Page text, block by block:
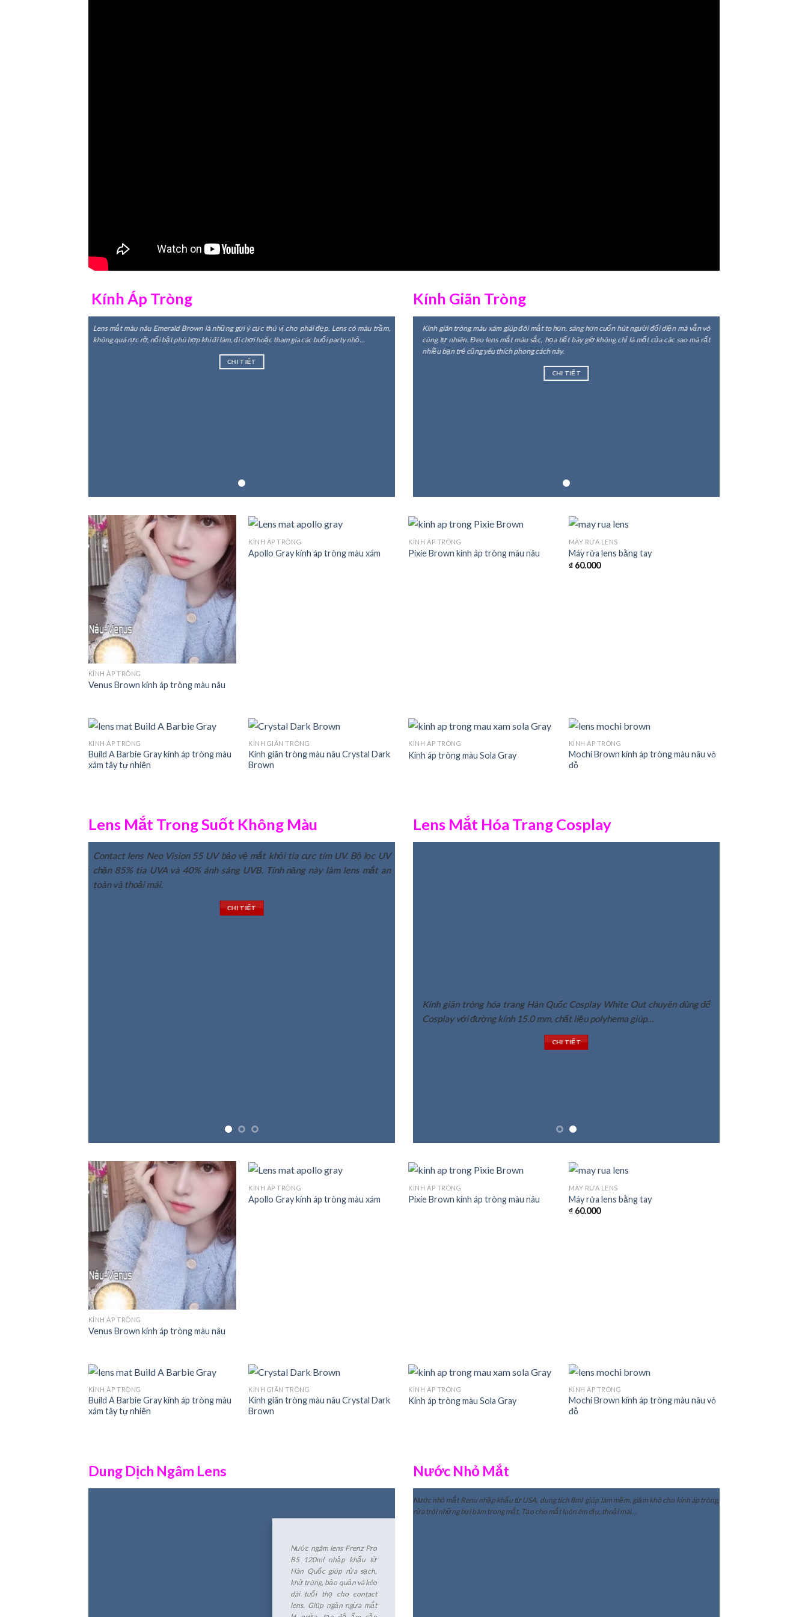
Kính Áp Tròng
Lens mắt màu nâu Emerald Brown là những gợi ý cực thú vị cho phái đẹp. Lens có màu trầm,
không quá rực rỡ, nổi bật phù hợp khi đi làm, đi chơi hoặc tham gia các buổi party nhỏ…
CHI TIẾT
Kính Giãn Tròng
Kính giãn tròng màu xám giúp đôi mắt to hơn, sáng hơn cuốn hút người đối diện mà vẫn vô
cùng tự nhiên. Đeo lens mắt màu sắc, họa tiết bây giờ không chỉ là mốt của các sao mà rất
nhiều bạn trẻ cũng yêu thích phong cách này.
CHI TIẾT
KÍNH ÁP TRÒNG
Venus Brown kính áp tròng màu nâu
KÍNH ÁP TRÒNG
Apollo Gray kính áp tròng màu xám
KÍNH ÁP TRÒNG
Pixie Brown kính áp tròng màu nâu
MÁY RỬA LENS
Máy rửa lens bằng tay
₫60.000
KÍNH ÁP TRÒNG
Build A Barbie Gray kính áp tròng màu
xám tây tự nhiên
KÍNH GIÃN TRÒNG
Kính giãn tròng màu nâu Crystal Dark
Brown
KÍNH ÁP TRÒNG
Kính áp tròng màu Sola Gray
KÍNH ÁP TRÒNG
Mochi Brown kính áp tròng màu nâu vỏ
đỗ
Lens Mắt Trong Suốt Không Màu
Contact lens Neo Vision 55 UV bảo vệ mắt khỏi tia cực tím UV. Bộ lọc UV
chặn 85% tia UVA và 40% ánh sáng UVB. Tính năng này làm lens mắt an
toàn và thoải mái.
CHI TIẾT
Lens Mắt Hóa Trang Cosplay
Kính giãn tròng màu xám giúp đôi mắt to hơn, sáng hơn cuốn hút người đối diện mà vẫn vô
cùng tự nhiên. Đeo contact lens màu sắc, họa tiết bây giờ không chỉ là mốt của các sao mà rất
nhiều bạn trẻ cũng yêu thích phong cách này.
Kính giãn tròng hóa trang Hàn Quốc Cosplay White Out chuyên dùng để
Cosplay với đường kính 15.0 mm, chất liệu polyhema giúp…
CHI TIẾT
KÍNH ÁP TRÒNG
Venus Brown kính áp tròng màu nâu
KÍNH ÁP TRÒNG
Apollo Gray kính áp tròng màu xám
KÍNH ÁP TRÒNG
Pixie Brown kính áp tròng màu nâu
MÁY RỬA LENS
Máy rửa lens bằng tay
₫60.000
KÍNH ÁP TRÒNG
Build A Barbie Gray kính áp tròng màu
xám tây tự nhiên
KÍNH GIÃN TRÒNG
Kính giãn tròng màu nâu Crystal Dark
Brown
KÍNH ÁP TRÒNG
Kính áp tròng màu Sola Gray
KÍNH ÁP TRÒNG
Mochi Brown kính áp tròng màu nâu vỏ
đỗ
Dung Dịch Ngâm Lens
Nước ngâm lens Frenz Pro
B5 120ml nhập khẩu từ
Hàn Quốc giúp rửa sạch,
khử trùng, bảo quản và kéo
dài tuổi thọ cho contact
lens. Giúp ngăn ngừa mắt
Nước Nhỏ Mắt
Nước nhỏ mắt Renunhập khẩu từ USA, dung tích 8ml giúp làm mềm, giảm khô cho kính áp tròng,
rửa trôi những bụi bám trong mắt. Tạo cho mắt luôn êm dịu, thoải mái…